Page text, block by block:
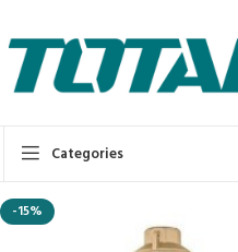
Categories
-15%